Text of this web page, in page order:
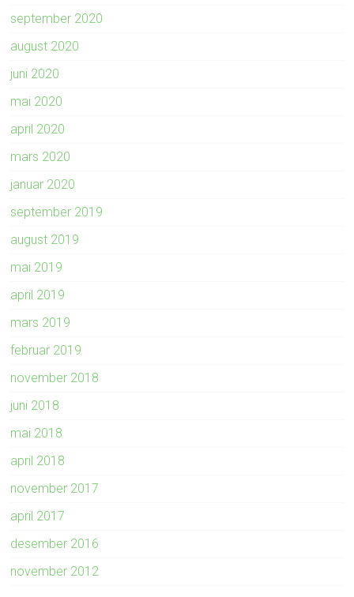
september 2020
august 2020
juni 2020
mai 2020
april 2020
mars 2020
januar 2020
september 2019
august 2019
mai 2019
april 2019
mars 2019
februar 2019
november 2018
juni 2018
mai 2018
april 2018
november 2017
april 2017
desember 2016
november 2012